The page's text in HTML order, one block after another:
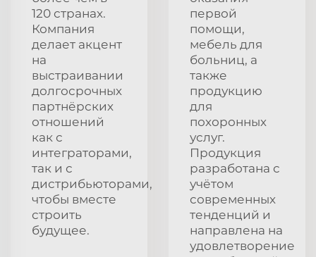
120 странах.
Компания
делает акцент
на
выстраивании
долгосрочных
партнёрских
отношений
как с
интеграторами,
так и с
дистрибьюторами,
чтобы вместе
строить
будущее.
первой
помощи,
мебель для
больниц, а
также
продукцию
для
похоронных
услуг.
Продукция
разработана с
учётом
современных
тенденций и
направлена на
удовлетворение